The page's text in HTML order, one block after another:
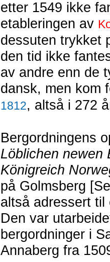
etter 1549 ikke
etableringen av
dessuten trykket
den tid ikke
av andre enn de
dansk, men kom
1812, altså i 272
Bergordningens
Löblichen newen
Königreich
på Golmsberg
altså adressert
Den var
bergordninger i
Annaberg fra